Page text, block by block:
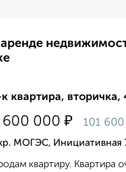
квартира, вторичка,
600 000 ₽ 101 600
МОГЭС, Инициативная
квартиру. Квартира